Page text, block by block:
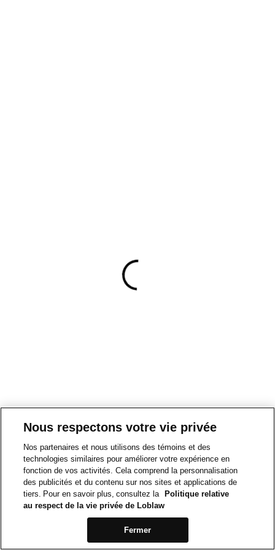
Nous respectons votre vie privée
Nos partenaires et nous utilisons des témoins et des
technologies similaires pour améliorer votre expérience en
fonction de vos activités. Cela comprend la personnalisation
des publicités et du contenu sur nos sites et applications de
tiers. Pour en savoir plus, consultez la
Politique relative
au respect de la vie privée de Loblaw
Fermer